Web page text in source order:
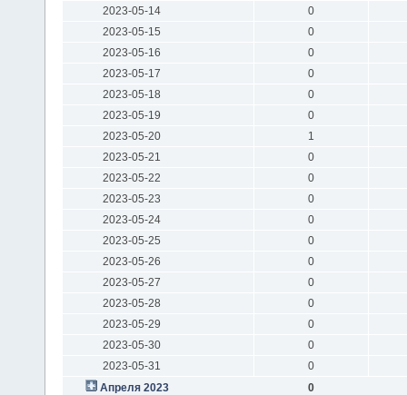
2023-05-14
0
2023-05-15
0
2023-05-16
0
2023-05-17
0
2023-05-18
0
2023-05-19
0
2023-05-20
1
2023-05-21
0
2023-05-22
0
2023-05-23
0
2023-05-24
0
2023-05-25
0
2023-05-26
0
2023-05-27
0
2023-05-28
0
2023-05-29
0
2023-05-30
0
2023-05-31
0
Апреля 2023
0